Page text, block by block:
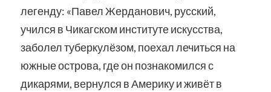
легенду: «Павел Жерданович, русский,
учился в Чикагском институте искусства,
заболел туберкулёзом, поехал лечиться на
южные острова, где он познакомился с
дикарями, вернулся в Америку и живёт в